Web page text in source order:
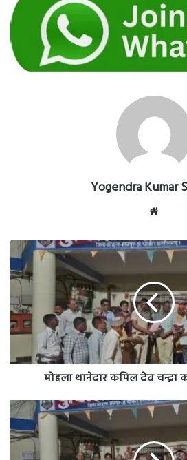
Yogendra Kumar
मोहला
थानेदार
कपिल
देव
चन्द्रा
को
भावभीनी
बिदाई..
मोहला थानेदार कपिल देव चन्द्रा
मोहला
थानेदार
कपिल
देव